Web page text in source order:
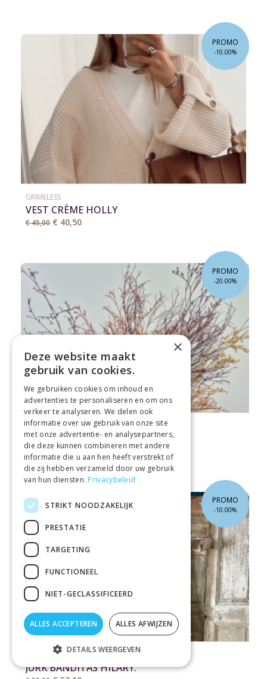
PROMO
-10.00%
GRIMELESS
VEST CRÈME HOLLY
€ 45,00 € 40,50
PROMO
-20.00%
FLOWERED BY VANESSA
PADDESTOEL PORSELEIN HERFST
€ 32,95 € 26,36
PROMO
-10.00%
GRIMELESS
JURK BANDITAS HILARY.
×
Deze website maakt
gebruik van cookies.
We gebruiken cookies om inhoud en
advertenties te personaliseren en om ons
verkeer te analyseren. We delen ook
informatie over uw gebruik van onze site
met onze advertentie- en analysepartners,
die deze kunnen combineren met andere
informatie die u aan hen heeft verstrekt of
die zij hebben verzameld door uw gebruik
van hun diensten. Privacybeleid
STRIKT NOODZAKELIJK
PRESTATIE
TARGETING
FUNCTIONEEL
NIET-GECLASSIFICEERD
ALLES ACCEPTEREN ALLES AFWIJZEN
DETAILS WEERGEVEN